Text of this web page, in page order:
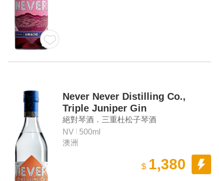
Never Never Distilling Co.,
Triple Juniper Gin
絕對琴酒．三重杜松子琴酒
NV
500ml
澳洲
$ 1,380